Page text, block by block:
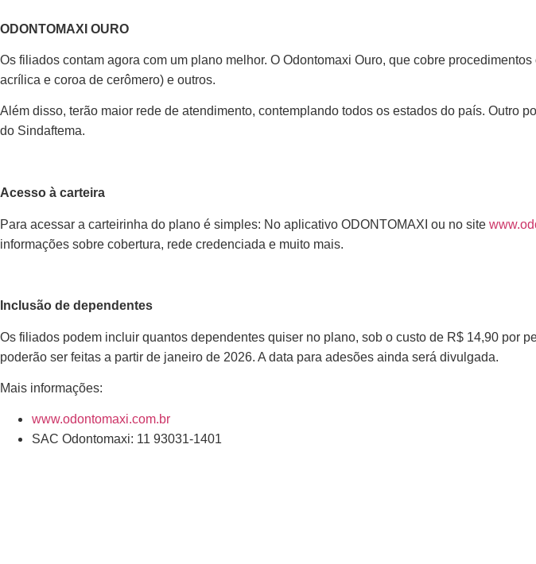
ODONTOMAXI OURO
Os filiados contam agora com um plano melhor. O Odontomaxi Ouro, que cobre
acrílica e coroa de cerômero) e outros.
Além disso, terão maior rede de atendimento, contemplando todos os estados do país.
do Sindaftema.
Acesso à carteira
Para acessar a carteirinha do plano é simples: No aplicativo ODONTOMAXI ou no site
informações sobre cobertura, rede credenciada e muito mais.
Inclusão de dependentes
Os filiados podem incluir quantos dependentes quiser no plano, sob o custo de R$ 14,90 por
poderão ser feitas a partir de janeiro de 2026. A data para adesões ainda será divulgada.
Mais informações:
www.odontomaxi.com.br
SAC Odontomaxi: 11 93031-1401